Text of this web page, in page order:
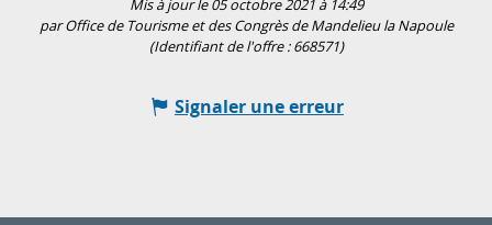
Mis à jour le 05 octobre 2021 à 14:49
par Office de Tourisme et des Congrès de Mandelieu la Napoule
(Identifiant de l'offre :668571)
Signaler une erreur